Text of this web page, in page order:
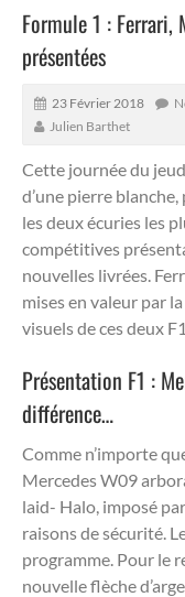
Formule 1 : Ferrari,
présentées
23 Février 2018
Julien Barthet
Cette journée du
d’une pierre
les deux écuries les
compétitives
nouvelles livrées.
mises en valeur par
visuels de ces deux
Présentation F1 :
différence…
Comme n’importe
Mercedes W09
laid- Halo, imposé
raisons de sécurité.
programme. Pour le
nouvelle flèche